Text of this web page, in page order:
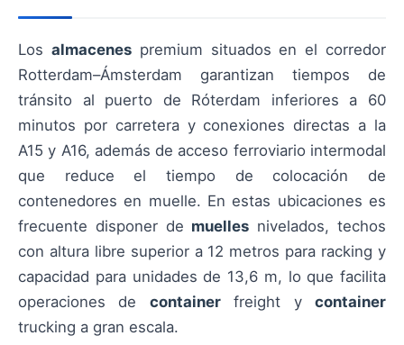
Los almacenespremium situados en el corredor
Rotterdam–Ámsterdam garantizan tiempos de
tránsito al puerto de Róterdam inferiores a 60
minutos por carretera y conexiones directas a la
A15 y A16, además de acceso ferroviario intermodal
que reduce el tiempo de colocación de
contenedores en muelle. En estas ubicaciones es
frecuente disponer de muelles nivelados, techos
con altura libre superior a 12 metros para racking y
capacidad para unidades de 13,6 m, lo que facilita
operaciones de containerfreight ycontainer
trucking a gran escala.